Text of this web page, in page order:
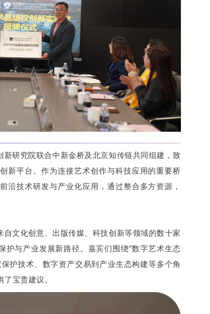
研究院联合中新金桥及北京知传链共同组建，致
新平台。作为连接艺术创作与科技应用的重要桥
沿技术研发与产业化应用，通过整合多方资源，
文化创意、出版传媒、科技创新等领域的数十家
护与产业发展新路径。嘉宾们围绕“数字艺术生态
护技术、数字资产交易到产业生态构建等多个角
宝贵建议。